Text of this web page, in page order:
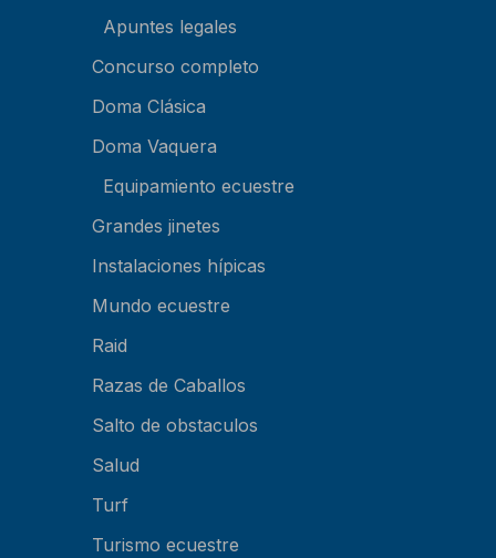
Apuntes legales
Concurso completo
Doma Clásica
Doma Vaquera
Equipamiento ecuestre
Grandes jinetes
Instalaciones hípicas
Mundo ecuestre
Raid
Razas de Caballos
Salto de obstaculos
Salud
Turf
Turismo ecuestre